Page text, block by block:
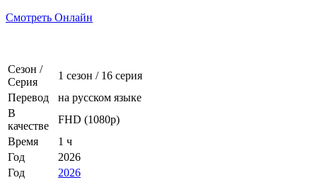
Смотреть Онлайн
Сезон /
Серия
1 сезон / 16 серия
Перевод
на русском языке
В
качестве
FHD (1080p)
Время
1 ч
Год
2026
Год
2026